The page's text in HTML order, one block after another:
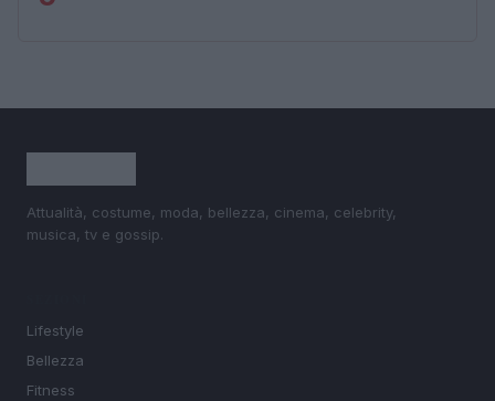
Attualità, costume, moda, bellezza, cinema, celebrity,
musica, tv e gossip.
Lifestyle
Bellezza
Fitness